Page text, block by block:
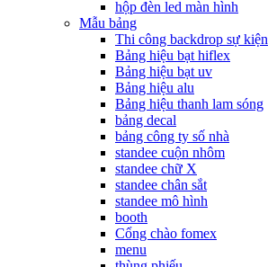
hộp đèn led màn hình
Mẫu bảng
Thi công backdrop sự kiện
Bảng hiệu bạt hiflex
Bảng hiệu bạt uv
Bảng hiệu alu
Bảng hiệu thanh lam sóng
bảng decal
bảng công ty số nhà
standee cuộn nhôm
standee chữ X
standee chân sắt
standee mô hình
booth
Cổng chào fomex
menu